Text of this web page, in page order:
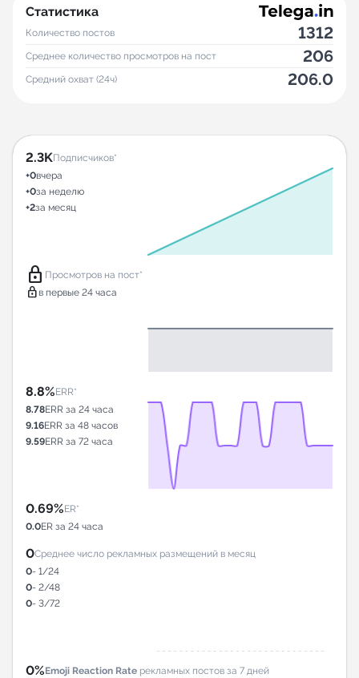
Статистика
Количество постов 1312
Среднее количество просмотров на пост 206
Средний охват (24ч) 206.0
2.3KПодписчиков*
+0вчера
+0за неделю
+2за месяц
lock Просмотров на пост*
lock в первые 24 часа
8.8%ERR*
8.78ERR за 24 часа
9.16ERR за 48 часов
9.59ERR за 72 часа
0.69%ER*
0.0ER за 24 часа
0Среднее число рекламных размещений в месяц
0- 1/24
0- 2/48
0- 3/72
0%Emoji Reaction Rate рекламных постов за 7 дней